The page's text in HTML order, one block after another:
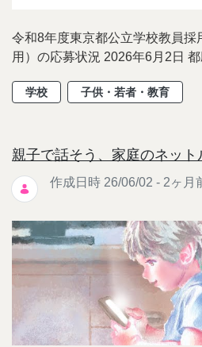
令和8年度東京都公立学校教員採
用）の応募状況 2026年6月2日
学校 子供・若者・教育
親子で話そう、家庭のネット
作成日時 26/06/02 - 2ヶ月